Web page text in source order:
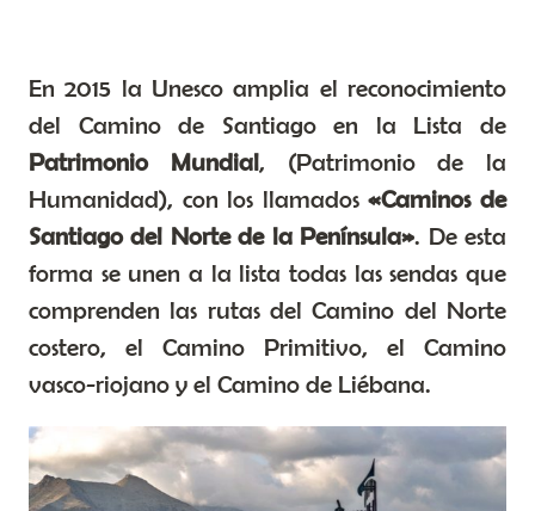
En 2015 la Unesco amplia el reconocimiento
del Camino de Santiago en la Lista de
Patrimonio Mundial, (Patrimonio de la
Humanidad), con los llamados«Caminos de
Santiago del Norte de la Península». De esta
forma se unen a la lista todas las sendas que
comprenden las rutas del Camino del Norte
costero, el Camino Primitivo, el Camino
vasco-riojano y el Camino de Liébana.